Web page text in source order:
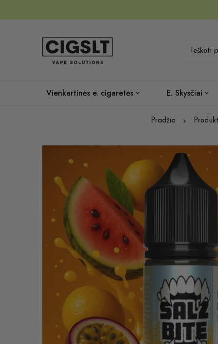
Vienkartinės e. cigaretės E. Skysčiai
Pradžia